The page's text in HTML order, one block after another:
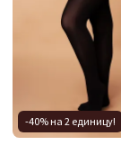
-40% на 2 единицу!